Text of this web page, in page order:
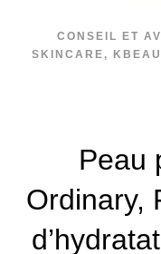
CONSEIL ET
SKINCARE,
Peau
Ordinary,